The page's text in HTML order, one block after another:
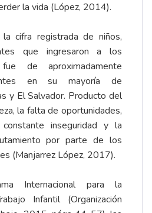
la vida (López, 2014).
cifra registrada de niños,
que ingresaron a los
de aproximadamente
en su mayoría de
y El Salvador. Producto del
la falta de oportunidades,
inseguridad y la
por parte de los
(Manjarrez López, 2017).
Internacional para la
Infantil (Organización